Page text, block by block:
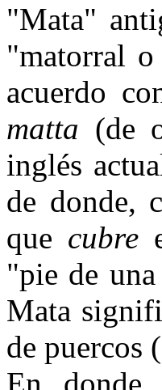
"Mata"
"matorral
acuerdo
matta (de
inglés
de donde,
que cubre
"pie de
Mata
de puercos
En donde